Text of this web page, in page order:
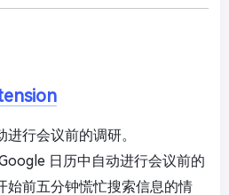
行会议前的调研。
日历中自动进行会议前的
始前五分钟慌忙搜索信息的情